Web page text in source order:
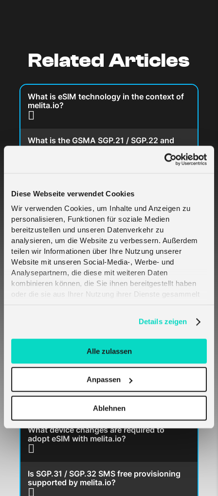
Diese Webseite verwendet Cookies
Wir verwenden Cookies, um Inhalte und Anzeigen zu
personalisieren, Funktionen für soziale Medien
bereitzustellen und unseren Datenverkehr zu
analysieren, um die Website zu verbessern. Außerdem
teilen wir Informationen über Ihre Nutzung unserer
Website mit unseren Social-Media-, Werbe- und
Analysepartnern, die diese mit weiteren Daten
kombinieren können, die Sie ihnen bereitgestellt haben
oder die sie aus Ihrer Nutzung ihrer Dienste gesammelt
Details zeigen
Alle zulassen
Anpassen
Ablehnen
Related Articles
What is eSIM technology in the context of
melita.io?
What is the GSMA SGP.21 / SGP.22 and
how does melita.io use it today?
specification supported by melita.io?
Why are these standards important for
melita.io customers?
Is SGP.21 / SGP.22 already available across
melita.io global deployments?
What backend infrastructure does melita.io
use for SGP.21 / SGP.22?
What is the eIM component in the SGP.31 /
SGP.32 model?
What device changes are required to
adopt eSIM with melita.io?
Is SGP.31 / SGP.32 SMS free provisioning
supported by melita.io?